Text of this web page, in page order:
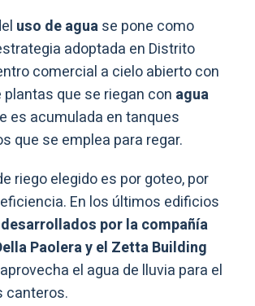
uso de aguase pone como
adoptada en Distrito
comercial a cielo abierto con
que se riegan con agua
es acumulada en tanques
que se emplea para regar.
riego elegido es por goteo, por
En los últimos edificios
por la compañía
Paolera y el Zetta Building
el agua de lluvia para el
canteros.